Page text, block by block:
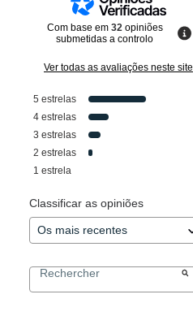
Com base em 32 opiniões
submetidas a controlo
Ver todas as avaliações neste site
5 estrelas
4 estrelas
3 estrelas
2 estrelas
1 estrela
Classificar as opiniões